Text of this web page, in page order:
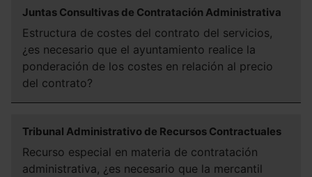
Juntas Consultivas de Contratación Administrativa
Estructura de costes del contrato del servicios,
¿es necesario que el ayuntamiento realice la
ponderación de los costes en relación al precio
del contrato?
Tribunal Administrativo de Recursos Contractuales
Recurso especial en materia de contratación
administrativa, ¿es necesario que la mercantil